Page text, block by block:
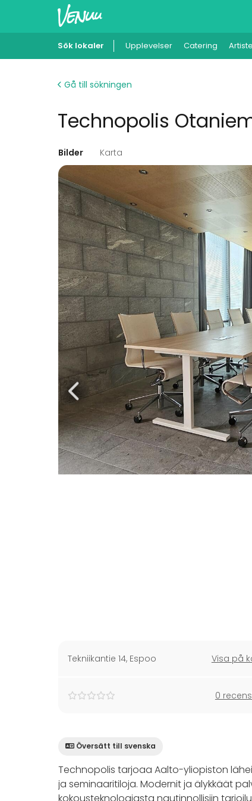
Sök lokaler Upplevelser Catering
Gå till sökningen
Technopolis
Bilder Karta
Tekniikantie 14, Espoo Visa på
0
Översätt till svenska
Technopolis tarjoaa Aalto-yliopiston
ja seminaaritiloja. Modernit ja älykkäät